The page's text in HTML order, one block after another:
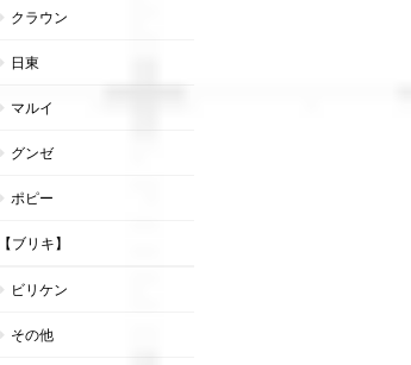
クラウン
日東
マルイ
グンゼ
ポピー
【ブリキ】
ビリケン
その他